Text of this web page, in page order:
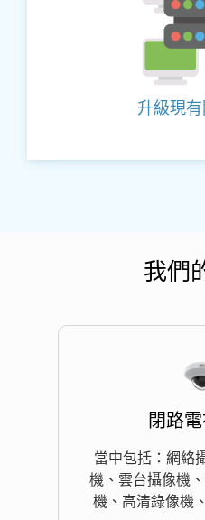
升級現
我們
閉路
當中包括：網絡
機、雲台攝像機
機、高清錄像機